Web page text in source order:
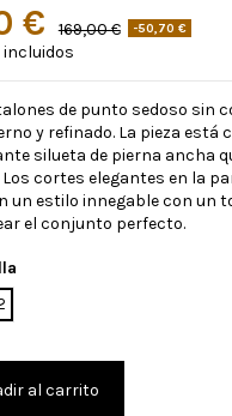
€ 169,00 € -50,70 €
de punto sedoso sin
y refinado. La pieza está
silueta de pierna ancha
cortes elegantes en la
un estilo innegable con un
el conjunto perfecto.
al carrito